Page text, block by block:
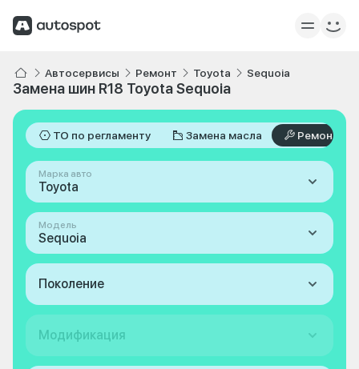
Автосервисы Ремонт Toyota Sequoia
Замена шин R18 Toyota Sequoia
ТО по регламенту Замена масла Ремонт
Марка авто
Toyota
Модель
Sequoia
Поколение
Модификация